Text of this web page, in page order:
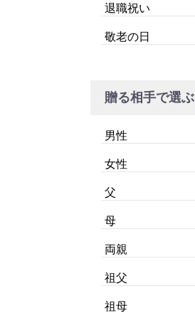
退職祝い
敬老の日
贈る相手で選ぶ
男性
女性
父
母
両親
祖父
祖母